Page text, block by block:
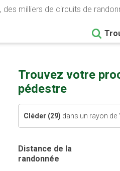
des milliers de circuits de
Trouvez votre
pédestre
Cléder (29) dans un rayon de
Distance de la
randonnée